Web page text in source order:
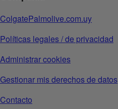
ColgatePalmolive.com.uy
Políticas legales / de privacidad
Administrar cookies
Gestionar mis derechos de datos
Contacto